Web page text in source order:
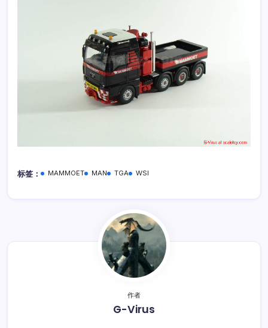
标签： MAMMOET MAN TGA WSI
作者
G-Virus